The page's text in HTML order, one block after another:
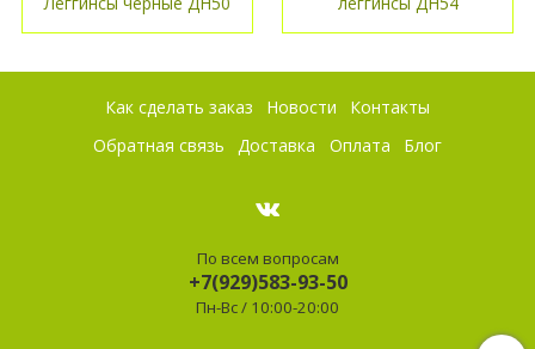
Как сделать заказ Новости
Контакты
Обратная связь
Доставка Оплата Блог
По всем вопросам
+7(929)583-93-50
Пн-Вс / 10:00-20:00